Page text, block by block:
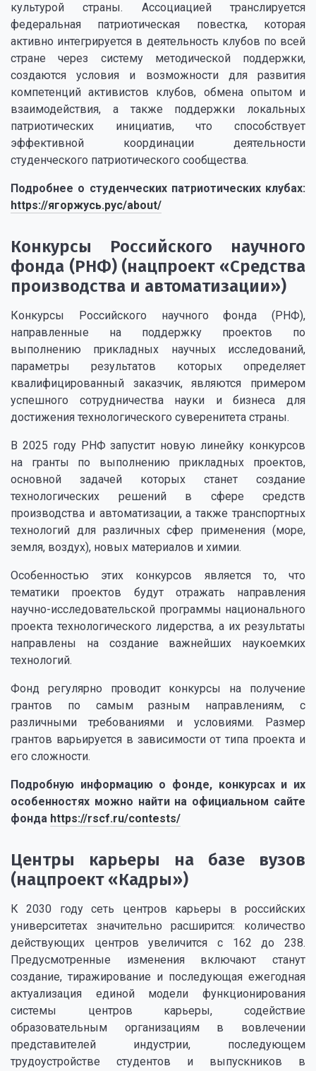
культурой страны. Ассоциацией транслируется
федеральная патриотическая повестка, которая
активно интегрируется в деятельность клубов по всей
стране через систему методической поддержки,
создаются условия и возможности для развития
компетенций активистов клубов, обмена опытом и
взаимодействия, а также поддержки локальных
патриотических инициатив, что способствует
эффективной координации деятельности
студенческого патриотического сообщества.
Подробнее о студенческих патриотических клубах:
https://ягоржусь.рус/about/
Конкурсы Российского научного
фонда (РНФ) (нацпроект «Средства
производства и автоматизации»)
Конкурсы Российского научного фонда (РНФ),
направленные на поддержку проектов по
выполнению прикладных научных исследований,
параметры результатов которых определяет
квалифицированный заказчик, являются примером
успешного сотрудничества науки и бизнеса для
достижения технологического суверенитета страны.
В 2025 году РНФ запустит новую линейку конкурсов
на гранты по выполнению прикладных проектов,
основной задачей которых станет создание
технологических решений в сфере средств
производства и автоматизации, а также транспортных
технологий для различных сфер применения (море,
земля, воздух), новых материалов и химии.
Особенностью этих конкурсов является то, что
тематики проектов будут отражать направления
научно-исследовательской программы национального
проекта технологического лидерства, а их результаты
направлены на создание важнейших наукоемких
технологий.
Фонд регулярно проводит конкурсы на получение
грантов по самым разным направлениям, с
различными требованиями и условиями. Размер
грантов варьируется в зависимости от типа проекта и
его сложности.
Подробную информацию о фонде, конкурсах и их
особенностях можно найти на официальном сайте
фонда https://rscf.ru/contests/
Центры карьеры на базе вузов
(нацпроект «Кадры»)
К 2030 году сеть центров карьеры в российских
университетах значительно расширится: количество
действующих центров увеличится с 162 до 238.
Предусмотренные изменения включают станут
создание, тиражирование и последующая ежегодная
актуализация единой модели функционирования
системы центров карьеры, содействие
образовательным организациям в вовлечении
представителей индустрии, последующем
трудоустройстве студентов и выпускников в